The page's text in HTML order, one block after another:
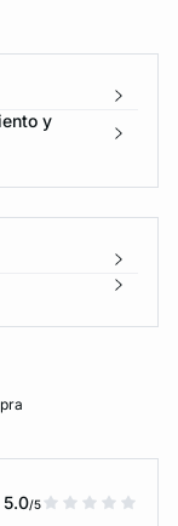
y
5.0/5